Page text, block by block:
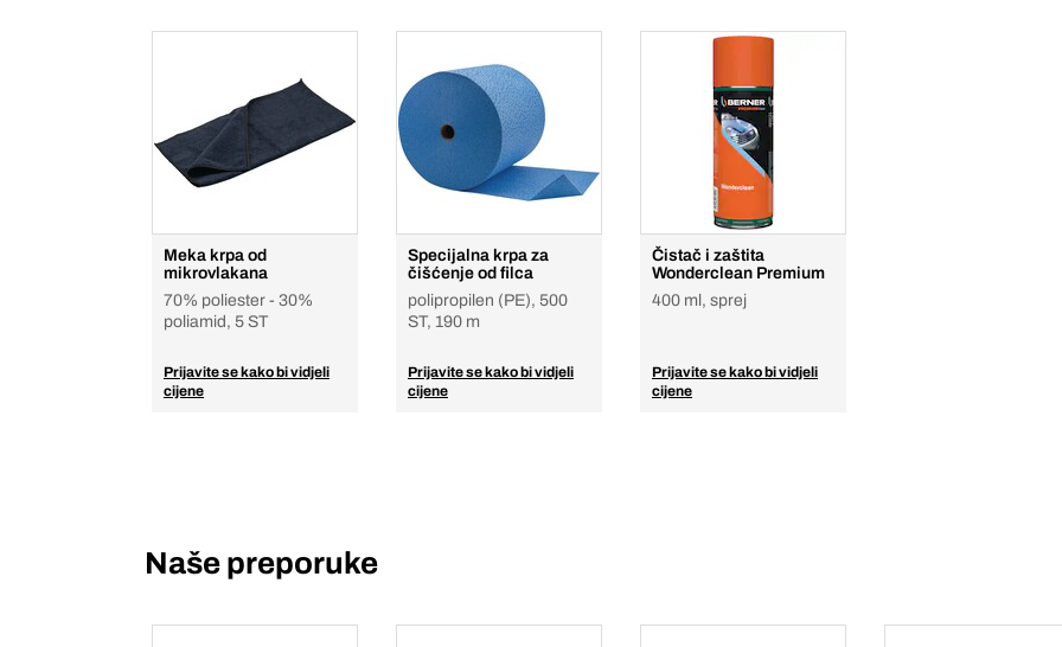
Meka krpa od
mikrovlakana
70% poliester - 30%
poliamid, 5 ST
Prijavite se kako bi vidjeli
cijene
Specijalna krpa za
čišćenje od filca
polipropilen (PE), 500
ST, 190 m
Prijavite se kako bi vidjeli
cijene
Čistač i zaštita
Wonderclean Premium
400 ml, sprej
Prijavite se kako bi vidjeli
cijene
Naše preporuke